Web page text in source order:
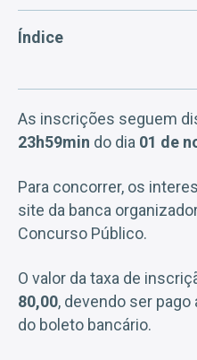
Índice
As inscrições seguem
23h59min do dia 01 de
Para concorrer, os
site da banca
Concurso Público.
O valor da taxa de
80,00, devendo ser
do boleto bancário.